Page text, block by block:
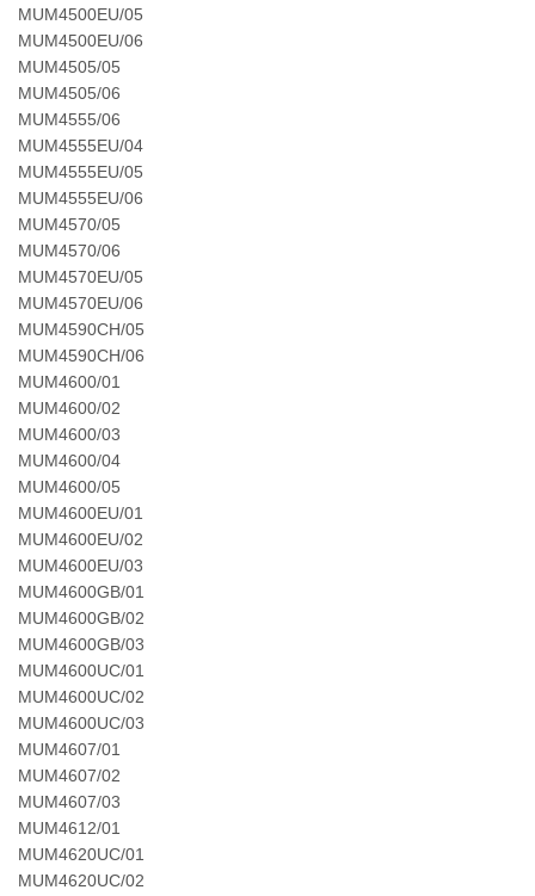
MUM4500EU/05
MUM4500EU/06
MUM4505/05
MUM4505/06
MUM4555/06
MUM4555EU/04
MUM4555EU/05
MUM4555EU/06
MUM4570/05
MUM4570/06
MUM4570EU/05
MUM4570EU/06
MUM4590CH/05
MUM4590CH/06
MUM4600/01
MUM4600/02
MUM4600/03
MUM4600/04
MUM4600/05
MUM4600EU/01
MUM4600EU/02
MUM4600EU/03
MUM4600GB/01
MUM4600GB/02
MUM4600GB/03
MUM4600UC/01
MUM4600UC/02
MUM4600UC/03
MUM4607/01
MUM4607/02
MUM4607/03
MUM4612/01
MUM4620UC/01
MUM4620UC/02